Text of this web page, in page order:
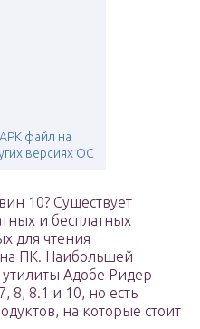
файл на
версиях ОС
10? Существует
и бесплатных
для чтения
ПК. Наибольшей
утилиты Адобе Ридер
8, 8.1 и 10, но есть
на которые стоит